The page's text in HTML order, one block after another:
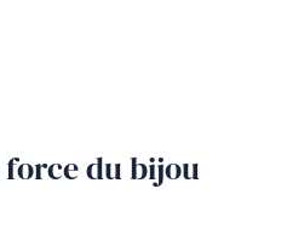
du bijou